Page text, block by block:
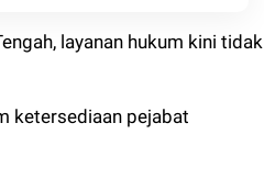
layanan hukum kini tidak
ketersediaan pejabat